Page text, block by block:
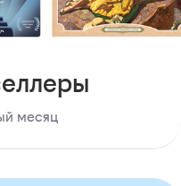
месяц